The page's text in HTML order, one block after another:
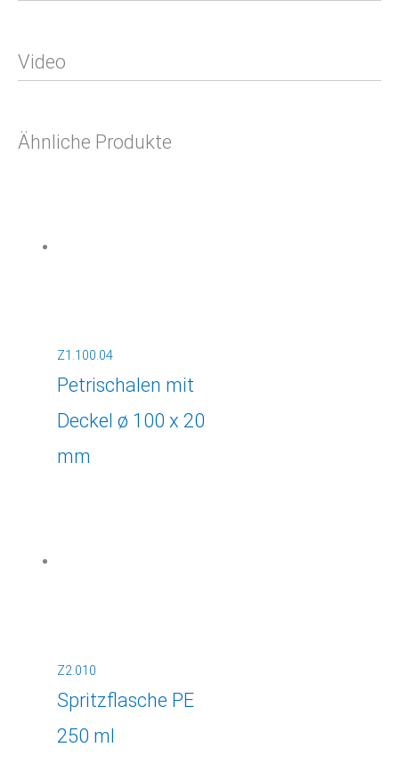
Video
Ähnliche Produkte
Z1.100.04
Petrischalen mit
Deckel ø 100 x 20
mm
Z2.010
Spritzflasche PE
250 ml